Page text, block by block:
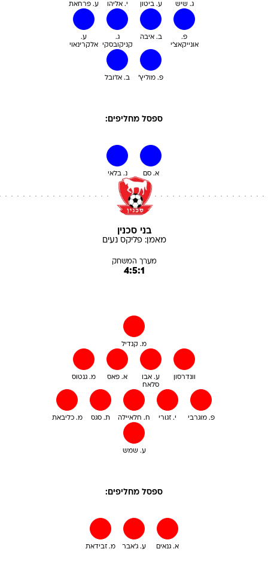
ע. פרחאת י. אליהו ע. ביטון ג. שיש
ע.
אלקרינאוי
ג.
קניקובסקי
ב. איבה
פ.
אונייקאצ'י
ב. אז'ובל פ. מוליץ'
ספסל מחליפים:
נ. בלאי א. סם
בני סכנין
מאמן:פליקס נעים
מערך המשחק
4:5:1
מ. קנדיל
מ. גנטוס א. פאס
ע. אבו
סלאח
וונדרסון
מ. כליבאת ת. סגס ח. חלאיילה י. זגורי פ. מוגרבי
ע. שמש
ספסל מחליפים:
מ. זבידאת ע. ג'אבר א. גנאים